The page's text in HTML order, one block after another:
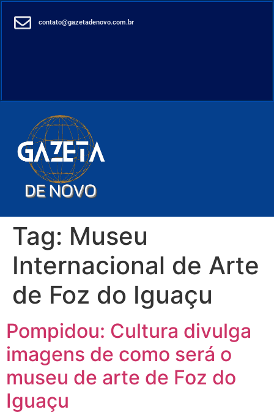
contato@gazetadenovo.com.br
Tag: Museu
Internacional de Arte
de Foz do Iguaçu
Pompidou: Cultura divulga
imagens de como será o
museu de arte de Foz do
Iguaçu